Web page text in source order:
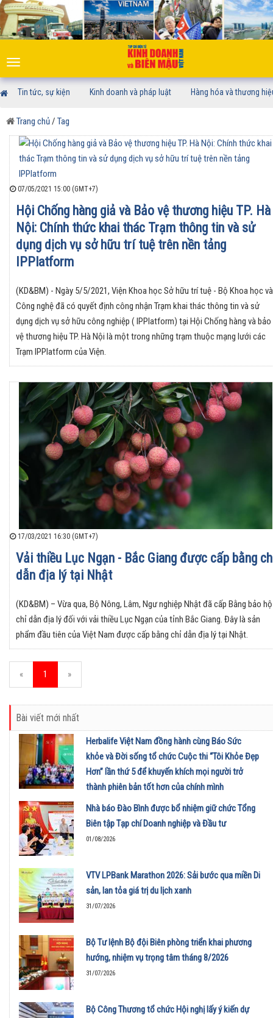
Toggle
navigation
Tin tức, sự kiện Kinh doanh và pháp luật Hàng hóa và thương
Trang chủ/ Tag
07/05/2021 15:00 (GMT+7)
Hội Chống hàng giả và Bảo vệ thương hiệu TP. Hà
Nội: Chính thức khai thác Trạm thông tin và sử
dụng dịch vụ sở hữu trí tuệ trên nền tảng
IPPlatform
(KD&BM) - Ngày 5/5/2021, Viện Khoa học Sở hữu trí tuệ - Bộ Khoa học và
Công nghệ đã có quyết định công nhận Trạm khai thác thông tin và sử
dụng dịch vụ sở hữu công nghiệp ( IPPlatform) tại Hội Chống hàng và bảo
vệ thương hiệu TP. Hà Nội là một trong những trạm thuộc mạng lưới các
Trạm IPPlatform của Viện.
17/03/2021 16:30 (GMT+7)
Vải thiều Lục Ngạn - Bắc Giang được cấp bằng
dẫn địa lý tại Nhật
(KD&BM) – Vừa qua, Bộ Nông, Lâm, Ngư nghiệp Nhật đã cấp Bằng bảo hộ
chỉ dẫn địa lý đối với vải thiều Lục Ngạn của tỉnh Bắc Giang. Đây là sản
phẩm đầu tiên của Việt Nam được cấp bằng chỉ dẫn địa lý tại Nhật.
« 1 »
Bài viết mới nhất
Herbalife Việt Nam đồng hành cùng Báo Sức
khỏe và Đời sống tổ chức Cuộc thi “Tôi Khỏe Đẹp
Hơn” lần thứ 5 để khuyến khích mọi người trở
thành phiên bản tốt hơn của chính mình
01/08/2026
Nhà báo Đào Bình được bổ nhiệm giữ chức Tổng
Biên tập Tạp chí Doanh nghiệp và Đầu tư
01/08/2026
VTV LPBank Marathon 2026: Sải bước qua miền Di
sản, lan tỏa giá trị du lịch xanh
31/07/2026
Bộ Tư lệnh Bộ đội Biên phòng triển khai phương
hướng, nhiệm vụ trọng tâm tháng 8/2026
31/07/2026
Bộ Công Thương tổ chức Hội nghị lấy ý kiến dự